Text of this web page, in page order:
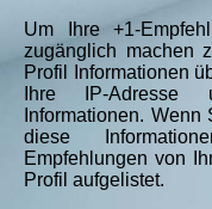
Um Ihre +1-
zugänglich machen
Profil Informationen
Ihre IP-Adresse
Informationen.
diese
Empfehlungen von
Profil aufgelistet.